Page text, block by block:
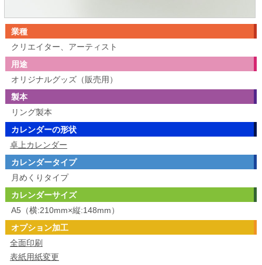
業種
クリエイター、アーティスト
用途
オリジナルグッズ（販売用）
製本
リング製本
カレンダーの形状
卓上カレンダー
カレンダータイプ
月めくりタイプ
カレンダーサイズ
A5（横:210mm×縦:148mm）
オプション加工
全面印刷
表紙用紙変更